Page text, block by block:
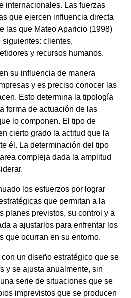
internacionales. Las fuerzas
que ejercen influencia directa
las que Mateo Aparicio (1998)
clientes,
y recursos humanos.
su influencia de manera
y es preciso conocer las
Esto determina la tipología
forma de actuación de las
lo componen. El tipo de
cierto grado la actitud que la
él. La determinación del tipo
compleja dada la amplitud
los esfuerzos por lograr
que permitan a la
planes previstos, su control y a
a ajustarlos para enfrentar los
que ocurran en su entorno.
con un diseño estratégico que se
y se ajusta anualmente, sin
serie de situaciones que se
imprevistos que se producen